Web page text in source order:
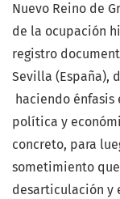
Nuevo Reino de
de la ocupación
registro
Sevilla (España),
haciendo
política y
concreto, para
sometimiento
desarticulación y